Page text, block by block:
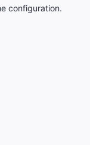
configuration.